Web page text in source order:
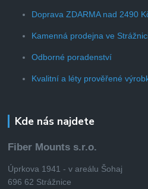
Doprava ZDARMA nad 2490
Kamenná prodejna ve
Odborné poradenství
Kvalitní a léty prověřené
Kde nás najdete
Fiber Mounts s.r.o.
Úprkova 1941 - v areálu Šohaj
696 62 Strážnice